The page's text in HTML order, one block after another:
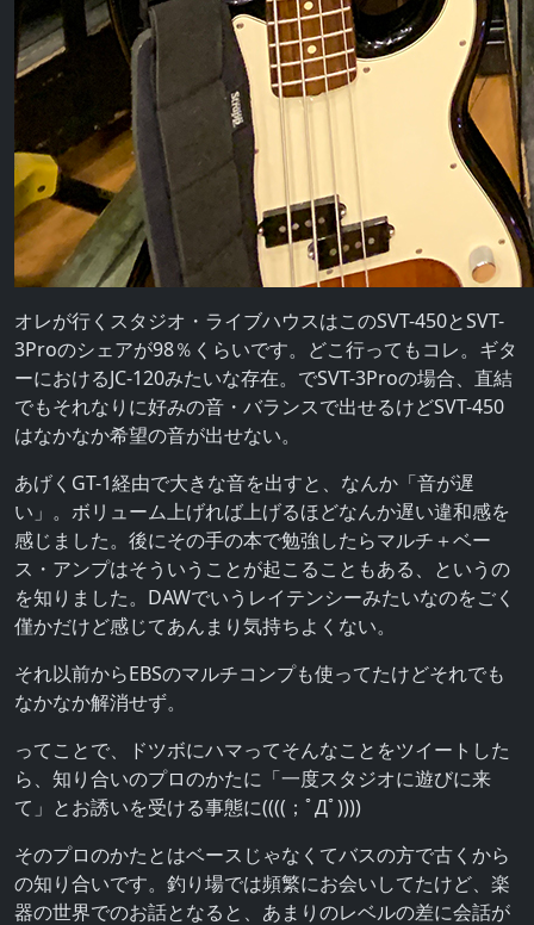
オレが行くスタジオ・ライブハウスはこのSVT-450とSVT-
3Proのシェアが98％くらいです。どこ行ってもコレ。ギタ
ーにおけるJC-120みたいな存在。でSVT-3Proの場合、直結
でもそれなりに好みの音・バランスで出せるけどSVT-450
はなかなか希望の音が出せない。
あげくGT-1経由で大きな音を出すと、なんか「音が遅
い」。ボリューム上げれば上げるほどなんか遅い違和感を
感じました。後にその手の本で勉強したらマルチ＋ベー
ス・アンプはそういうことが起こることもある、というの
を知りました。DAWでいうレイテンシーみたいなのをごく
僅かだけど感じてあんまり気持ちよくない。
それ以前からEBSのマルチコンプも使ってたけどそれでも
なかなか解消せず。
ってことで、ドツボにハマってそんなことをツイートした
ら、知り合いのプロのかたに「一度スタジオに遊びに来
て」とお誘いを受ける事態に((((；ﾟДﾟ))))
そのプロのかたとはベースじゃなくてバスの方で古くから
の知り合いです。釣り場では頻繁にお会いしてたけど、楽
器の世界でのお話となると、あまりのレベルの差に会話が